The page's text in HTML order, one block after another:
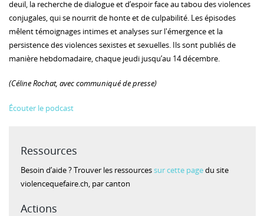
deuil, la recherche de dialogue et d’espoir face au tabou des violences
conjugales, qui se nourrit de honte et de culpabilité. Les épisodes
mêlent témoignages intimes et analyses sur l'émergence et la
persistence des violences sexistes et sexuelles. Ils sont publiés de
manière hebdomadaire, chaque jeudi jusqu’au 14 décembre.
(Céline Rochat, avec communiqué de presse)
Écouter le podcast
Ressources
Besoin d’aide ? Trouver les ressourcessur cette pagedu site
violencequefaire.ch, par canton
Actions